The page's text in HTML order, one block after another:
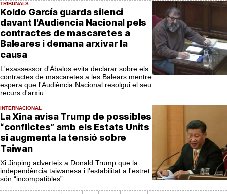
TRIBUNALS
Koldo García guarda silenci
davant l'Audiencia Nacional pels
contractes de mascaretes a
Baleares i demana arxivar la
causa
L'exassessor d'Ábalos evita declarar sobre els
contractes de mascaretes a les Balears mentre
espera que l'Audiència Nacional resolgui el seu
recurs d'arxiu
INTERNACIONAL
La Xina avisa Trump de possibles
“conflictes” amb els Estats Units
si augmenta la tensió sobre
Taiwan
Xi Jinping adverteix a Donald Trump que la
independència taiwanesa i l'estabilitat a l'estret
són “incompatibles”